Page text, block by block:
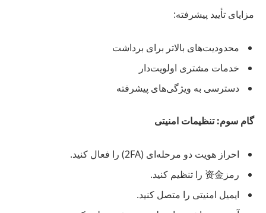
مزایای تأیید پیشرفته:
محدودیت‌های بالاتر برای برداشت
خدمات مشتری اولویت‌دار
دسترسی به ویژگی‌های پیشرفته
گام سوم: تنظیمات امنیتی
احراز هویت دو مرحله‌ای (2FA) را فعال کنید.
رمز资金 را تنظیم کنید.
ایمیل امنیتی را متصل کنید.